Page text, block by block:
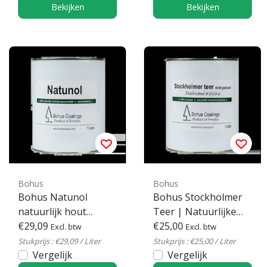
Bekijken Bekijken
Bohus
Bohus Natunol
natuurlijk hout
impregneermiddel
€29,09 Excl. btw
Stukprijs : €29,09 / Liter
Vergelijk
Bohus
Bohus Stockholmer
Teer | Natuurlijke
Houtteer
€25,00 Excl. btw
Stukprijs : €25,00 / Liter
Vergelijk